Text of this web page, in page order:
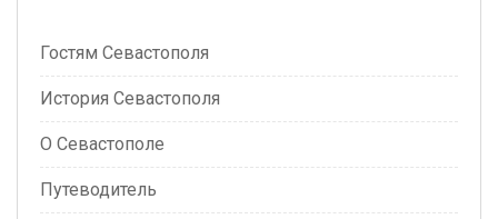
Гостям Севастополя
История Севастополя
О Севастополе
Путеводитель